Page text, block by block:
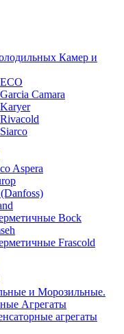
Камер и
Camara
Aspera
Bock
Frascold
и Морозильные.
Агрегаты
агрегаты